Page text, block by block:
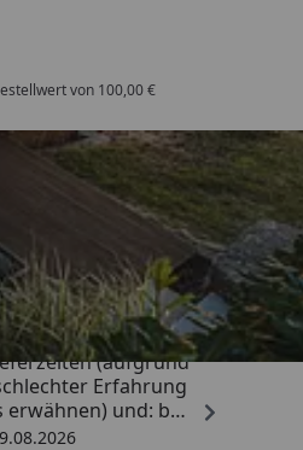
von 100,00 €
Shops
4,81/ 5
Markenware,
(aufgrund
Erfahrung
erwähnen) und: bei
die Antwort